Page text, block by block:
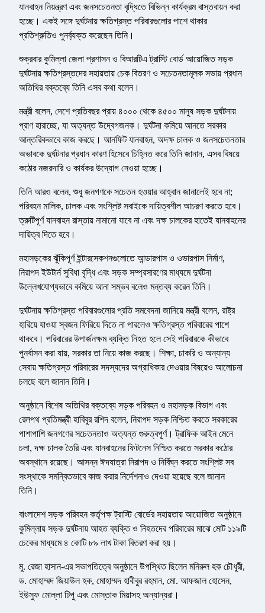
যানবাহন নিয়ন্ত্রণ এবং জনসচেতনতা বৃদ্ধিতে বিভিন্ন কার্যক্রম বাস্তবায়ন করা
হচ্ছে। একই সঙ্গে দুর্ঘটনায় ক্ষতিগ্রস্ত পরিবারগুলোর পাশে থাকার
প্রতিশ্রুতিও পুনর্ব্যক্ত করেছেন তিনি।
শুক্রবার কুমিল্লা জেলা প্রশাসন ও বিআরটিএ ট্রাস্টি বোর্ড আয়োজিত সড়ক
দুর্ঘটনায় ক্ষতিগ্রস্তদের সহায়তায় চেক বিতরণ ও সচেতনতামূলক সভায় প্রধান
অতিথির বক্তব্যে তিনি এসব কথা বলেন।
মন্ত্রী বলেন, দেশে প্রতিবছর প্রায় ৪০০০ থেকে ৪৫০০ মানুষ সড়ক দুর্ঘটনায়
প্রাণ হারাচ্ছে, যা অত্যন্ত উদ্বেগজনক। দুর্ঘটনা কমিয়ে আনতে সরকার
আন্তরিকভাবে কাজ করছে। আনফিট যানবাহন, অদক্ষ চালক ও জনসচেতনতার
অভাবকে দুর্ঘটনার প্রধান কারণ হিসেবে চিহ্নিত করে তিনি জানান, এসব বিষয়ে
কঠোর নজরদারি ও কার্যকর উদ্যোগ নেওয়া হচ্ছে।
তিনি আরও বলেন, শুধু জনগণকে সচেতন হওয়ার আহ্বান জানালেই হবে না;
পরিবহন মালিক, চালক এবং সংশ্লিষ্ট সবাইকে দায়িত্বশীল আচরণ করতে হবে।
ত্রুটিপূর্ণ যানবাহন রাস্তায় নামানো যাবে না এবং দক্ষ চালকের হাতেই যানবাহনের
দায়িত্ব দিতে হবে।
মহাসড়কের ঝুঁকিপূর্ণ ইন্টারসেকশনগুলোতে আন্ডারপাস ও ওভারপাস নির্মাণ,
নিরাপদ ইউটার্ন সুবিধা বৃদ্ধি এবং সড়ক সম্প্রসারণের মাধ্যমে দুর্ঘটনা
উল্লেখযোগ্যভাবে কমিয়ে আনা সম্ভব বলেও মন্তব্য করেন তিনি।
দুর্ঘটনায় ক্ষতিগ্রস্ত পরিবারগুলোর প্রতি সমবেদনা জানিয়ে মন্ত্রী বলেন, রাষ্ট্র
হারিয়ে যাওয়া স্বজন ফিরিয়ে দিতে না পারলেও ক্ষতিগ্রস্ত পরিবারের পাশে
থাকবে। পরিবারের উপার্জনক্ষম ব্যক্তি নিহত হলে সেই পরিবারকে কীভাবে
পুনর্বাসন করা যায়, সরকার তা নিয়ে কাজ করছে। শিক্ষা, চাকরি ও অন্যান্য
সেবায় ক্ষতিগ্রস্ত পরিবারের সদস্যদের অগ্রাধিকার দেওয়ার বিষয়েও আলোচনা
চলছে বলে জানান তিনি।
অনুষ্ঠানে বিশেষ অতিথির বক্তব্যে সড়ক পরিবহন ও মহাসড়ক বিভাগ এবং
রেলপথ প্রতিমন্ত্রী হাবিবুর রশিদ বলেন, নিরাপদ সড়ক নিশ্চিত করতে সরকারের
পাশাপাশি জনগণের সচেতনতাও অত্যন্ত গুরুত্বপূর্ণ। ট্রাফিক আইন মেনে
চলা, দক্ষ চালক তৈরি এবং যানবাহনের ফিটনেস নিশ্চিত করতে সরকার কঠোর
অবস্থানে রয়েছে। আসন্ন ঈদযাত্রা নিরাপদ ও নির্বিঘ্ন করতে সংশ্লিষ্ট সব
সংস্থাকে সমন্বিতভাবে কাজ করার নির্দেশনাও দেওয়া হয়েছে বলে জানান
তিনি।
বাংলাদেশ সড়ক পরিবহন কর্তৃপক্ষ ট্রাস্টি বোর্ডের সহায়তায় আয়োজিত অনুষ্ঠানে
কুমিল্লায় সড়ক দুর্ঘটনায় আহত ব্যক্তি ও নিহতদের পরিবারের মাঝে মোট ১১৯টি
চেকের মাধ্যমে ৪ কোটি ৮৯ লাখ টাকা বিতরণ করা হয়।
মু. রেজা হাসান-এর সভাপতিত্বে অনুষ্ঠানে উপস্থিত ছিলেন মনিরুল হক চৌধুরী,
ড. মোহাম্মদ জিয়াউল হক, মোহাম্মদ হাবীবুর রহমান, মো. আফজাল হোসেন,
ইউসুফ মোল্লা টিপু এবং মোস্তাক মিয়াসহ অন্যান্যরা।